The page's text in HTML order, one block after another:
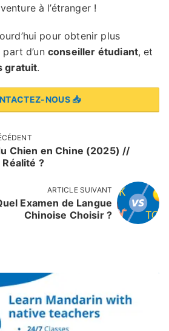
à l’étranger !
pour obtenir plus
d’un conseiller étudiant, et
gratuit.
NOUS 📥
Chien en Chine (2025) //
?
ARTICLE SUIVANT
Examen de Langue
Chinoise Choisir ?